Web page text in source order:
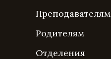
Преподавателям
Родителям
Отделения